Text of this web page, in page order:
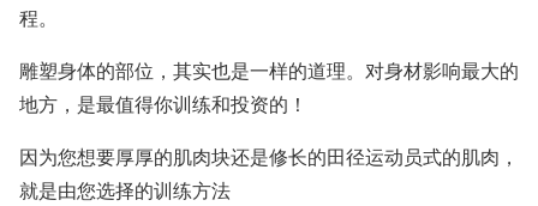
程。
雕塑身体的部位，其实也是一样的道理。对身材影响最大的
地方，是最值得你训练和投资的！
因为您想要厚厚的肌肉块还是修长的田径运动员式的肌肉，
就是由您选择的训练方法